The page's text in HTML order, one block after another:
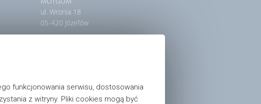
funkcjonowania serwisu, dostosowania
z witryny. Pliki cookies mogą być
ul. Wronia 18
05-420 Józefów
Polityka prywatności